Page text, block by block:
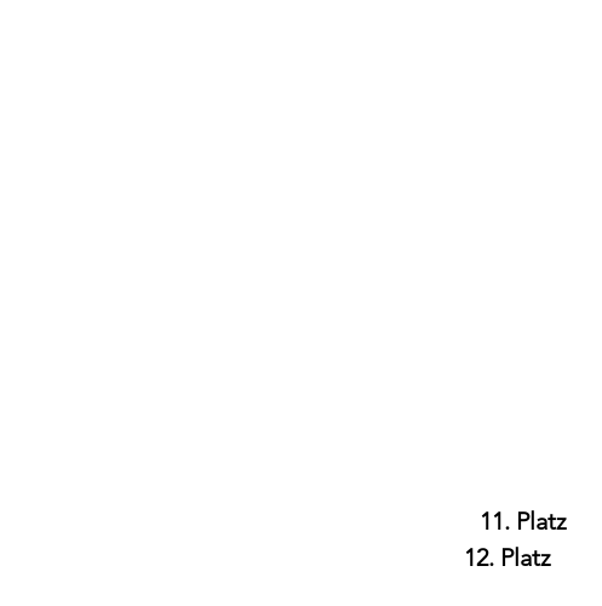
11. Platz
12. Platz